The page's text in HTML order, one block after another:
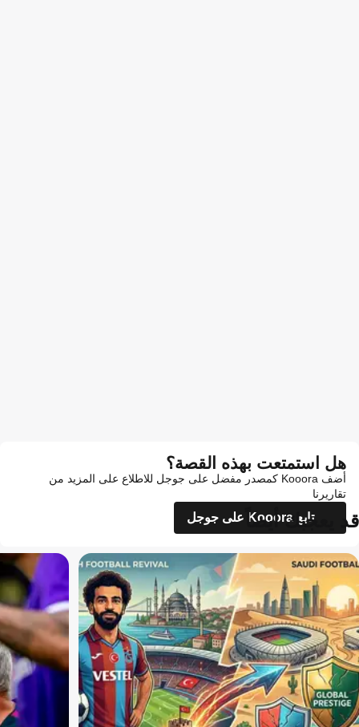
هل استمتعت بهذه القصة؟
أضف Kooora كمصدر مفضل على جوجل للاطلاع على المزيد من
تقاريرنا
تابع Kooora على جوجل
قد يعجبك أيضاً